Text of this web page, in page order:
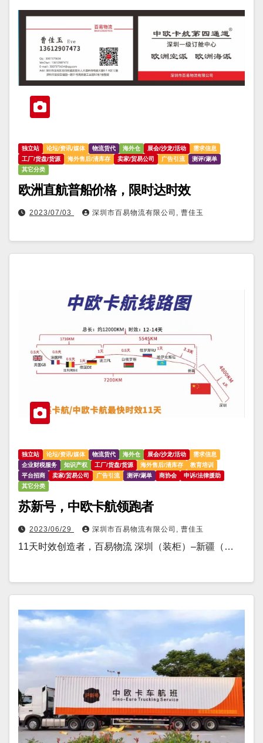
独立站 论坛/资讯/媒体 物流货代 海外仓 展会/沙龙/活动
需求信息
工厂/货盘/货源
海外售后/清库存 卖家/贸易公司 广告引流
测评/涮单
其它分类
欧洲直航普船价格，限时达时效
2023/07/03 深圳市百易物流有限公司, 曹佳玉
独立站 论坛/资讯/媒体 物流货代 海外仓 展会/沙龙/活动
需求信息
企业财税服务
知识产权 工厂/货盘/货源 海外售后/清库存
教育培训
平台招商
卖家/贸易公司 广告引流 测评/涮单 商协会
申诉/法律援助
其它分类
苏新号，中欧卡航领跑者
2023/06/29 深圳市百易物流有限公司, 曹佳玉
11天时效创造者，百易物流 深圳（装柜）–新疆（…